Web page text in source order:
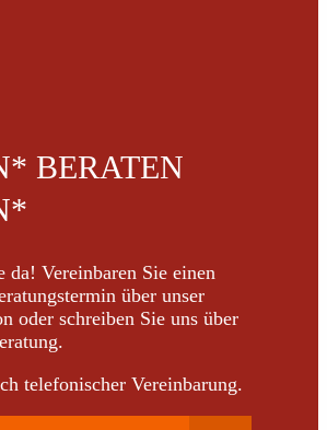
BERATEN
Vereinbaren Sie einen
über unser
oder schreiben Sie uns über
telefonischer Vereinbarung.